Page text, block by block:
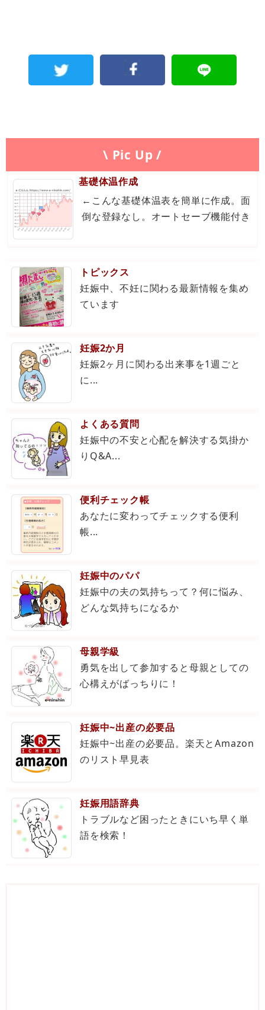
\ Pic Up /
基礎体温作成
←こんな基礎体温表を簡単に作成。面
倒な登録なし。オートセーブ機能付き
トピックス
妊娠中、不妊に関わる最新情報を集め
ています
妊娠2か月
妊娠2ヶ月に関わる出来事を1週ごと
に...
よくある質問
妊娠中の不安と心配を解決する気掛か
りQ&A...
便利チェック帳
あなたに変わってチェックする便利
帳...
妊娠中のパパ
妊娠中の夫の気持ちって？何に悩み、
どんな気持ちになるか
母親学級
勇気を出して参加すると母親としての
心構えがばっちりに！
妊娠中~出産の必要品
妊娠中~出産の必要品。楽天とAmazon
のリスト早見表
妊娠用語辞典
トラブルなど困ったときにいち早く単
語を検索！